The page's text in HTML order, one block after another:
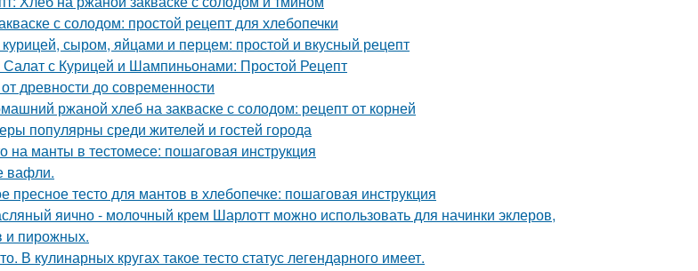
с солодом: простой рецепт для хлебопечки
сыром, яйцами и перцем: простой и вкусный рецепт
Салат с Курицей и Шампиньонами: Простой Рецепт
древности до современности
ржаной хлеб на закваске с солодом: рецепт от корней
популярны среди жителей и гостей города
на манты в тестомесе: пошаговая инструкция
вафли.
пресное тесто для мантов в хлебопечке: пошаговая инструкция
яично - молочный крем Шарлотт можно использовать для начинки эклеров,
и пирожных.
В кулинарных кругах такое тесто статус легендарного имеет.